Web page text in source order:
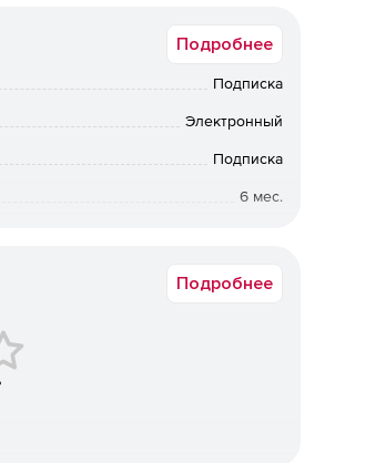
по расчетам обеспечивает
которые Rodstar использует
штанг, определяет боковые
нагрузку для наклонных
Подробнее
Подписка
Электронный
Подписка
6 мес.
Подробнее